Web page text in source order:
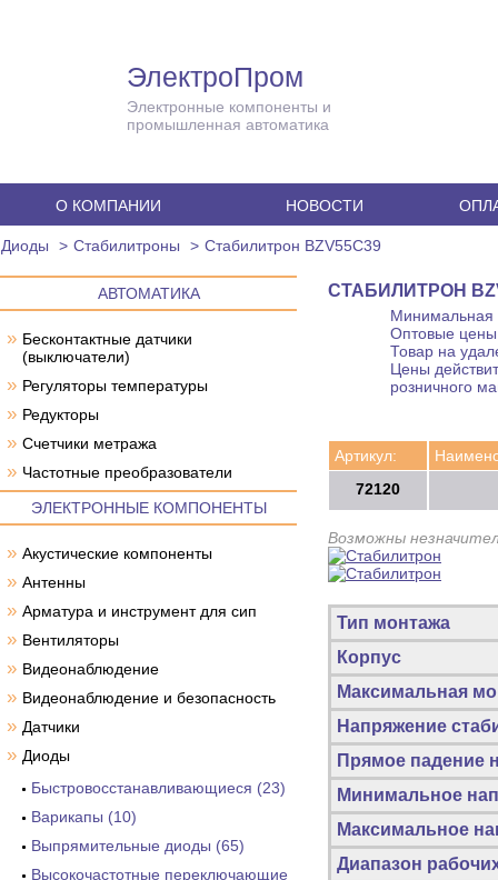
ЭлектроПром
Электронные компоненты и
промышленная автоматика
О КОМПАНИИ НОВОСТИ
Диоды Стабилитроны Стабилитрон BZV55C39
АВТОМАТИКА
» Бесконтактные датчики
(выключатели)
» Регуляторы температуры
» Редукторы
» Счетчики метража
» Частотные преобразователи
ЭЛЕКТРОННЫЕ КОМПОНЕНТЫ
» Акустические компоненты
» Антенны
» Арматура и инструмент для сип
» Вентиляторы
» Видеонаблюдение
» Видеонаблюдение и безопасность
» Датчики
» Диоды
Быстровосстанавливающиеся (23)
Варикапы (10)
Выпрямительные диоды (65)
Высокочастотные переключающие
СТАБИЛИТРОН
Минимальная
Оптовые цены
Товар на
Цены
розничного
Артикул:
72120
Возможны
Тип монтажа
Корпус
Максимальная
Напряжение
Прямое падение
Минимальное
Максимальное
Диапазон